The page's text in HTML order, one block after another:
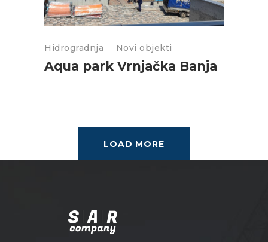
Hidrogradnja Novi objekti
Aqua park Vrnjačka Banja
LOAD MORE